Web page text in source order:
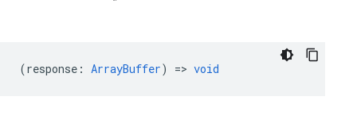
(response : ArrayBuffer) => void